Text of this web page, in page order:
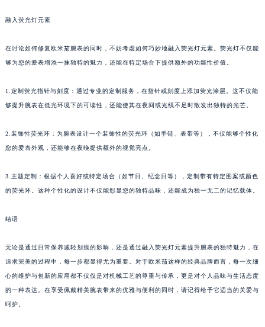
融入荧光灯元素
在讨论如何修复欧米茄腕表的同时，不妨考虑如何巧妙地融入荧光灯元素。荧光灯不仅能
够为您的爱表增添一抹独特的魅力，还能在特定场合下提供额外的功能性价值。
1.定制荧光指针与刻度：通过专业的定制服务，在指针或刻度上添加荧光涂层。这不仅能
够提升腕表在低光环境下的可读性，还能使其在夜间或光线不足时散发出独特的光芒。
2.装饰性荧光环：为腕表设计一个装饰性的荧光环（如手链、表带等），不仅能够个性化
您的爱表外观，还能够在夜晚提供额外的视觉亮点。
3.主题定制：根据个人喜好或特定场合（如节日、纪念日等），定制带有特定图案或颜色
的荧光环。这种个性化的设计不仅能彰显您的独特品味，还能成为独一无二的记忆载体。
结语
无论是通过日常保养减轻划痕的影响，还是通过融入荧光灯元素提升腕表的独特魅力，在
追求完美的过程中，每一步都显得尤为重要。对于欧米茄这样的经典品牌而言，每一次细
心的维护与创新的应用都不仅仅是对机械工艺的尊重与传承，更是对个人品味与生活态度
的一种表达。在享受佩戴精美腕表带来的优雅与便利的同时，请记得给予它适当的关爱与
呵护。